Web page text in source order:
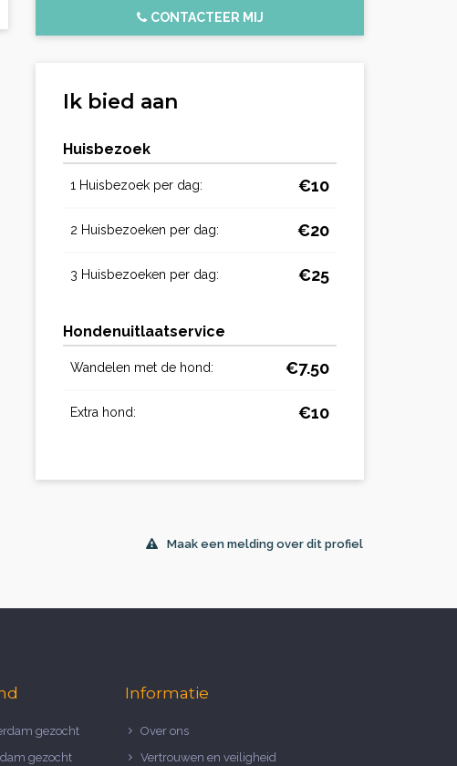
CONTACTEER MIJ
Ik bied aan
Huisbezoek
1 Huisbezoek per dag: €10
2 Huisbezoeken per dag: €20
3 Huisbezoeken per dag: €25
Hondenuitlaatservice
Wandelen met de hond: €7.50
Extra hond: €10
Maak een melding over dit profiel
gezocht
gezocht
Informatie
Over ons
Vertrouwen en veiligheid